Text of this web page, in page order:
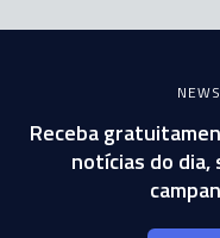
Receba
notícias do